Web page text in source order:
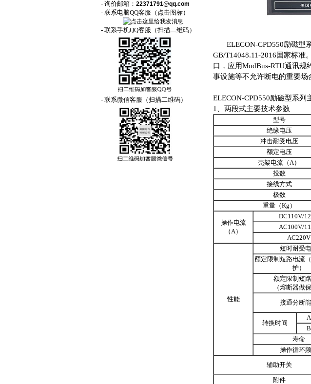
- 询价邮箱： 22371791@qq.com
- 联系电脑QQ客服（点击图标）
- 联系手机QQ客服（扫描二维码）
- 联系微信客服（扫描二维码）
ELECON-CPD550励磁型系
GB/T14048.11-2016国家标准
口，应用ModBus-RTU通讯
事设施等不允许断电的重要场
ELECON-CPD550励磁型系列
1、两段式主要技术参数
型号
绝缘电压
冲击耐受电压
额定电压
壳架电流（A）
投数
接线方式
极数
重量（Kg）
操作电流
（A）
DC110V/
AC100V/
AC220V
性能
短时耐受
额定限制短路电流
护）
额定限制短
（熔断器做保
接通分断
转换时间
寿命
操作循环
辅助开关
附件